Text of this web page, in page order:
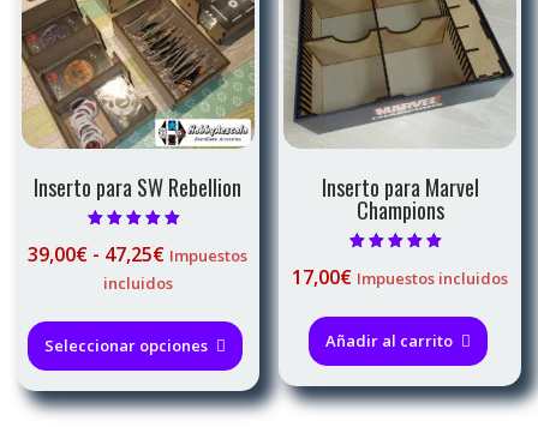
Inserto para SW Rebellion
5.00
de 5
39,00€ - 47,25€Rango
de
39,00€
hasta
47,25€
Impuestos
incluidos
Seleccionar opciones
producto
tiene
múltiples
Inserto para Marvel
Champions
4.98
17,00€ Impuestos incluidos
Añadir al carrito